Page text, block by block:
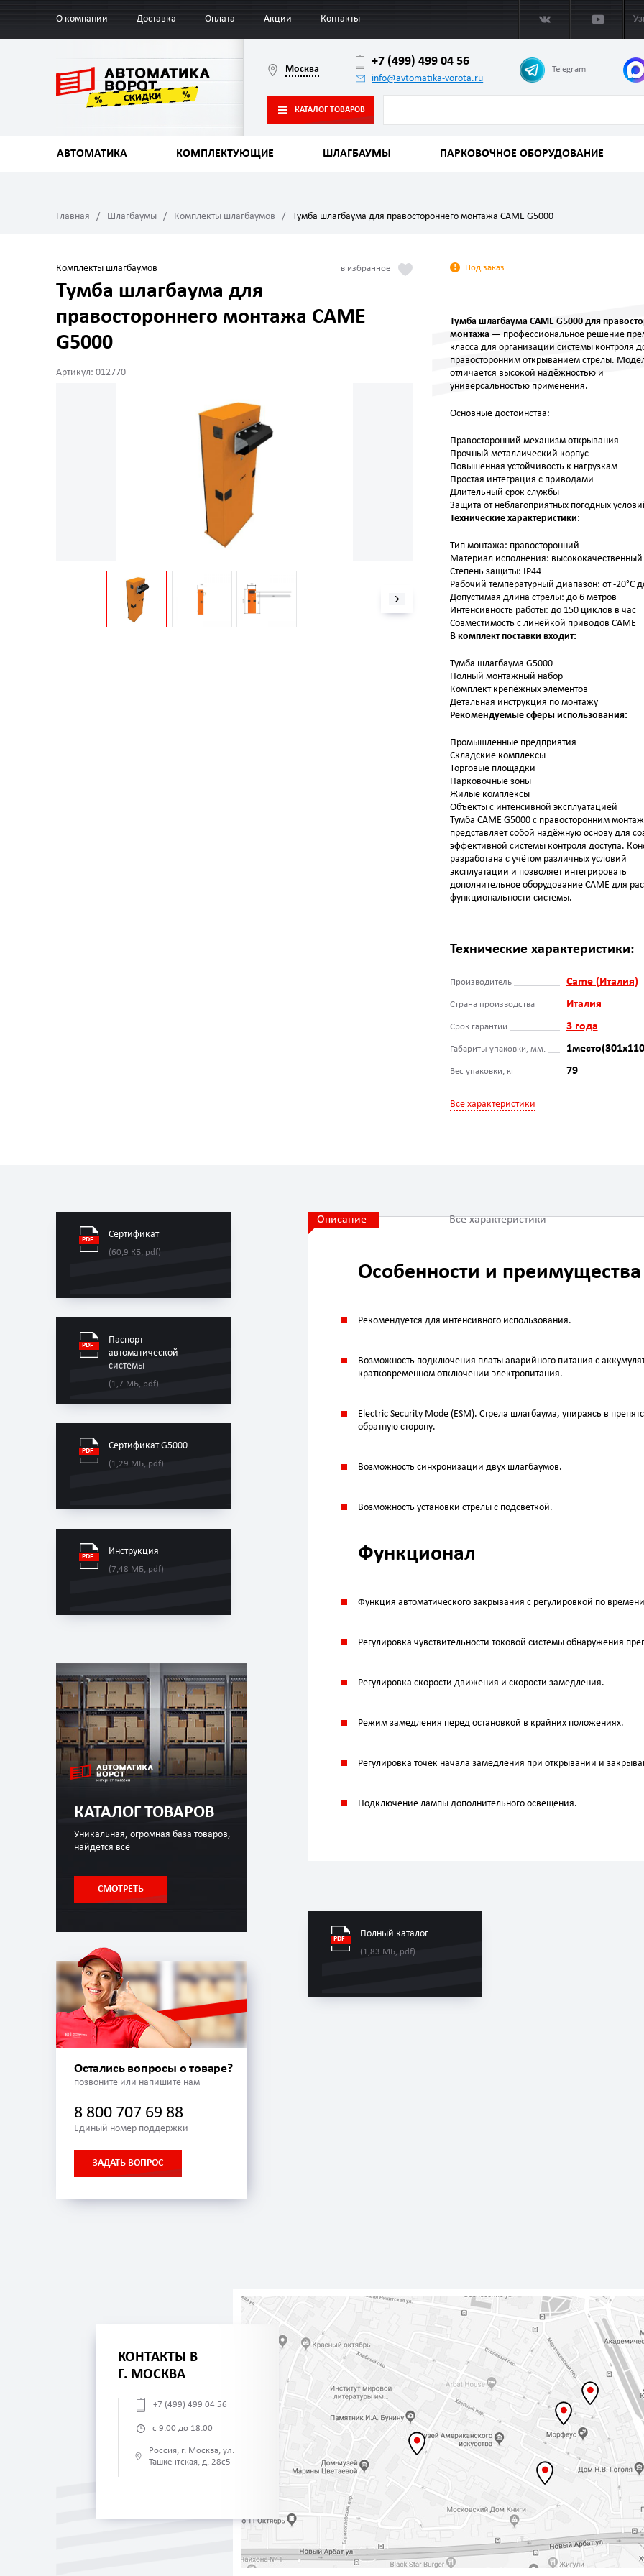
О компании Доставка Оплата Акции Контакты
Москва
+7 (499) 499 04 56
info@avtomatika-vorota.ru
Telegram
КАТАЛОГ ТОВАРОВ
АВТОМАТИКА КОМПЛЕКТУЮЩИЕ ШЛАГБАУМЫ ПАРКОВОЧНОЕ ОБОРУДОВАНИЕ
Главная Шлагбаумы Комплекты шлагбаумов Тумба шлагбаума для правостороннего монтажа CAME G5000
Комплекты шлагбаумов
Тумба шлагбаума для
правостороннего монтажа CAME
G5000
Артикул: 012770
Под заказ
Тумба шлагбаума CAME G5000 для
монтажа— профессиональное решение
класса для организации системы контроля
правосторонним открыванием стрелы.
отличается высокой надёжностью и
универсальностью применения.
Основные достоинства:
Правосторонний механизм открывания
Прочный металлический корпус
Повышенная устойчивость к нагрузкам
Простая интеграция с приводами
Длительный срок службы
Защита от неблагоприятных погодных
Технические характеристики:
Тип монтажа: правосторонний
Материал исполнения: высококачественный
Степень защиты: IP44
Рабочий температурный диапазон: от -20°C
Допустимая длина стрелы: до 6 метров
Интенсивность работы: до 150 циклов в час
Совместимость с линейкой приводов CAME
В комплект поставки входит:
Тумба шлагбаума G5000
Полный монтажный набор
Комплект крепёжных элементов
Детальная инструкция по монтажу
Рекомендуемые сферы использования:
Промышленные предприятия
Складские комплексы
Торговые площадки
Парковочные зоны
Жилые комплексы
Объекты с интенсивной эксплуатацией
Тумба CAME G5000 с правосторонним
представляет собой надёжную основу для
эффективной системы контроля доступа.
разработана с учётом различных условий
эксплуатации и позволяет интегрировать
дополнительное оборудование CAME для
функциональности системы.
Технические характеристики:
Производитель Came (Италия)
Страна производства Италия
Срок гарантии 3 года
Габариты упаковки, мм.
Вес упаковки, кг 79
Все характеристики
Сертификат
(60,9 КБ, pdf)
Паспорт
автоматической
системы
(1,7 МБ, pdf)
Сертификат G5000
(1,29 МБ, pdf)
Инструкция
(7,48 МБ, pdf)
КАТАЛОГ ТОВАРОВ
Уникальная, огромная база товаров,
найдется всё
СМОТРЕТЬ
Остались вопросы о товаре?
позвоните или напишите нам
8 800 707 69 88
Единый номер поддержки
ЗАДАТЬ ВОПРОС
Описание Все характеристики
Особенности и преимущества
Рекомендуется для интенсивного использования.
Возможность подключения платы аварийного питания с
кратковременном отключении электропитания.
Electric Security Mode (ESM). Стрела шлагбаума, упираясь в
обратную сторону.
Возможность синхронизации двух шлагбаумов.
Возможность установки стрелы с подсветкой.
Функционал
Функция автоматического закрывания с регулировкой по
Регулировка чувствительности токовой системы обнаружения
Регулировка скорости движения и скорости замедления.
Режим замедления перед остановкой в крайних положениях.
Регулировка точек начала замедления при открывании и
Подключение лампы дополнительного освещения.
Полный каталог
(1,83 МБ, pdf)
КОНТАКТЫ В
Г. МОСКВА
+7 (499) 499 04 56
с 9:00 до 18:00
Россия, г. Москва, ул.
Ташкентская, д. 28с5